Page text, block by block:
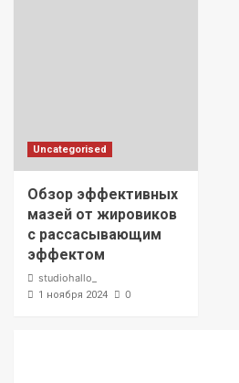
Uncategorised
Обзор эффективных
мазей от жировиков
с рассасывающим
эффектом
studiohallo_
1 ноября 2024 0